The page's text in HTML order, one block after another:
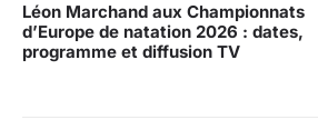
Léon Marchand aux Championnats
d’Europe de natation 2026 : dates,
programme et diffusion TV